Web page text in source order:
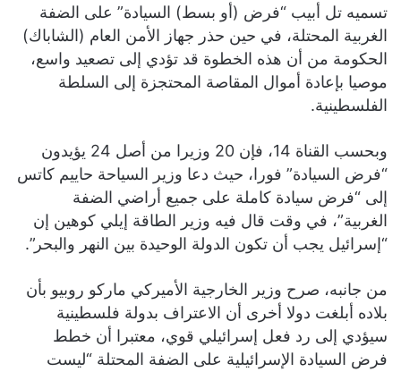
تسميه تل أبيب “فرض (أو بسط) السيادة” على الضفة
الغربية المحتلة، في حين حذر جهاز الأمن العام (الشاباك)
الحكومة من أن هذه الخطوة قد تؤدي إلى تصعيد واسع،
موصيا بإعادة أموال المقاصة المحتجزة إلى السلطة
الفلسطينية.
وبحسب القناة 14، فإن 20 وزيرا من أصل 24 يؤيدون
“فرض السيادة” فورا، حيث دعا وزير السياحة حاييم كاتس
إلى “فرض سيادة كاملة على جميع أراضي الضفة
الغربية”، في وقت قال فيه وزير الطاقة إيلي كوهين إن
“إسرائيل يجب أن تكون الدولة الوحيدة بين النهر والبحر”.
من جانبه، صرح وزير الخارجية الأميركي ماركو روبيو بأن
بلاده أبلغت دولا أخرى أن الاعتراف بدولة فلسطينية
سيؤدي إلى رد فعل إسرائيلي قوي، معتبرا أن خطط
فرض السيادة الإسرائيلية على الضفة المحتلة “ليست